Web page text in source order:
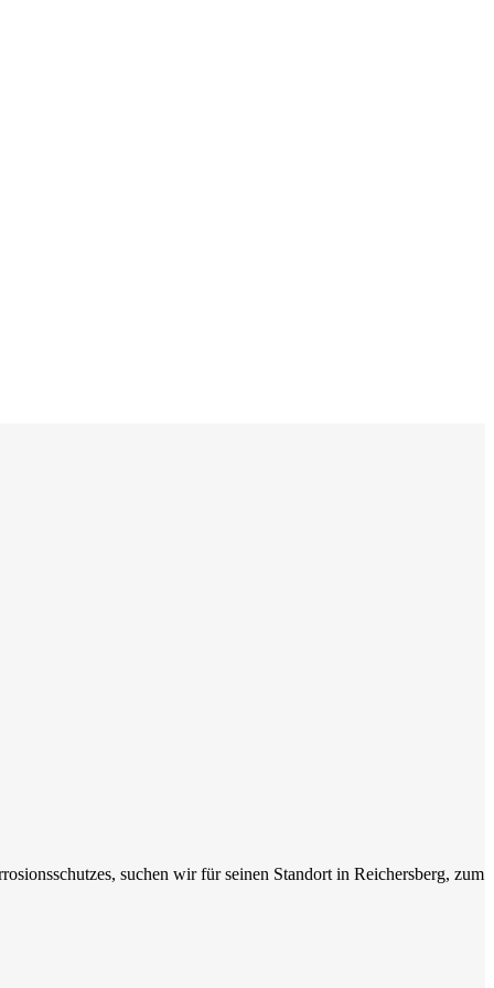
suchen wir für seinen Standort in Reichersberg, zum